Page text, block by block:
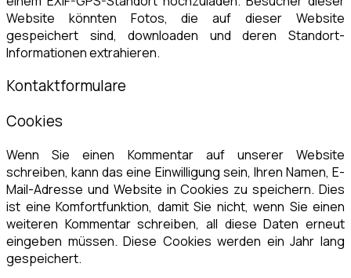
Website könnten Fotos, die auf dieser Website
gespeichert sind, downloaden und deren Standort-
Informationen extrahieren.
Kontaktformulare
Cookies
Wenn Sie einen Kommentar auf unserer Website
schreiben, kann das eine Einwilligung sein, Ihren Namen, E-
Mail-Adresse und Website in Cookies zu speichern. Dies
ist eine Komfortfunktion, damit Sie nicht, wenn Sie einen
weiteren Kommentar schreiben, all diese Daten erneut
eingeben müssen. Diese Cookies werden ein Jahr lang
gespeichert.